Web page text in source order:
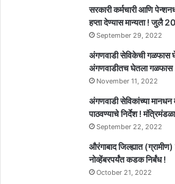
सरकारी कर्मचारी आणि
हप्ता देण्यास मान्यता ! जुलै
September 29, 2022
अंगणवाडी सेविकेची गळफास
अंगणवाडीतच घेतला गळफास
November 11, 2022
अंगणवाडी सेविकांच्या मानधन
पाठवण्याचे निर्देश !
September 22, 2022
औरंगाबाद जिल्ह्यात
नोव्हेंबरपर्यंत कडक निर्बंध !
October 21, 2022